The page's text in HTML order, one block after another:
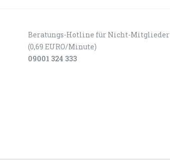
Beratungs-Hotline für Nicht-Mitglieder
(0,69 EURO/Minute)
09001 324 333